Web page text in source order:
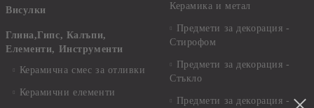
Висулки
Глина,Гипс, Калъпи,
Елементи, Инструменти
Керамична смес за отливки
Керамични елементи
Керамика и метал
Предмети за декорация -
Стирофом
Предмети за декорация -
Стъкло
Предмети за декорация -